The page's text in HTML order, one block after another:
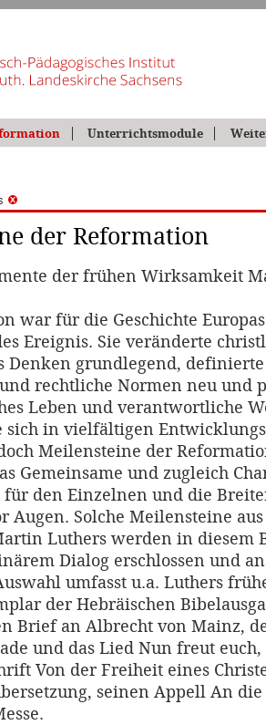
Unterrichtsmodule
der Reformation
der frühen Wirksamkeit
war für die Geschichte
Ereignis. Sie veränderte
Denken grundlegend,
rechtliche Normen neu und
Leben und verantwortliche
sich in vielfältigen
Meilensteine der
Gemeinsame und zugleich
für den Einzelnen und die
Augen. Solche Meilensteine
Luthers werden in diesem
Dialog erschlossen und
umfasst u.a. Luthers
der Hebräischen
Brief an Albrecht von Mainz,
und das Lied Nun freut
Von der Freiheit eines
seinen Appell An